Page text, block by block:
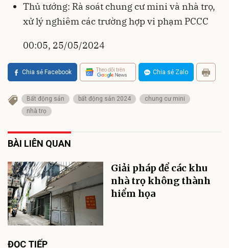
Thủ tướng: Rà soát chung cư mini và nhà trọ,
xử lý nghiêm các trường hợp vi phạm PCCC
00:05, 25/05/2024
Chia sẻ Facebook Theo dõi trên Chia sẻ Zalo
Bất động sản bất động sản 2024
chung cư mini
nhà trọ
BÀI LIÊN QUAN
Giải pháp để các khu
nhà trọ không thành
hiểm họa
ĐỌC TIẾP